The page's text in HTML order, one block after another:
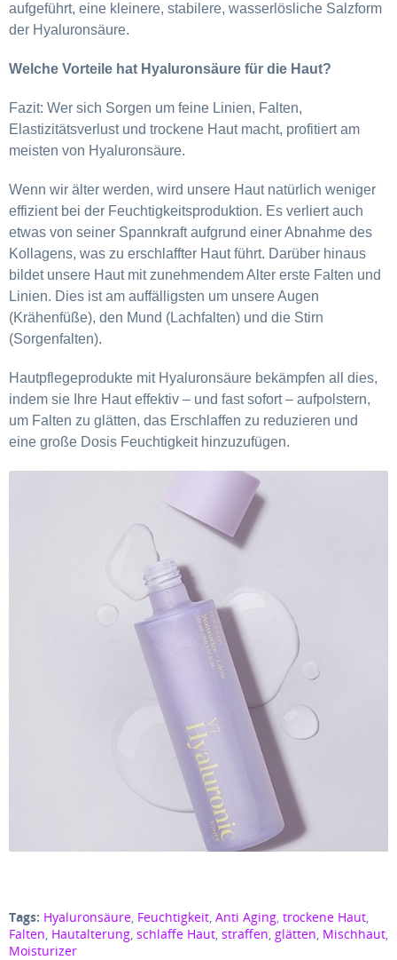
aufgeführt, eine kleinere, stabilere, wasserlösliche Salzform
der Hyaluronsäure.
Welche Vorteile hat Hyaluronsäure für die Haut?
Fazit: Wer sich Sorgen um feine Linien, Falten,
Elastizitätsverlust und trockene Haut macht, profitiert am
meisten von Hyaluronsäure.
Wenn wir älter werden, wird unsere Haut natürlich weniger
effizient bei der Feuchtigkeitsproduktion. Es verliert auch
etwas von seiner Spannkraft aufgrund einer Abnahme des
Kollagens, was zu erschlaffter Haut führt. Darüber hinaus
bildet unsere Haut mit zunehmendem Alter erste Falten und
Linien. Dies ist am auffälligsten um unsere Augen
(Krähenfüße), den Mund (Lachfalten) und die Stirn
(Sorgenfalten).
Hautpflegeprodukte mit Hyaluronsäure bekämpfen all dies,
indem sie Ihre Haut effektiv – und fast sofort – aufpolstern,
um Falten zu glätten, das Erschlaffen zu reduzieren und
eine große Dosis Feuchtigkeit hinzuzufügen.
Tags: Hyaluronsäure Feuchtigkeit Anti Aging trockene Haut
Falten Hautalterung schlaffe Haut straffen glätten Mischhaut
Moisturizer